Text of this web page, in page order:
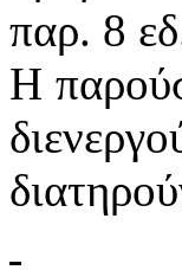
παρ. 8 εδ
Η